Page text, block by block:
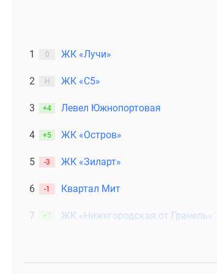
1 0 ЖК «Лучи»
2 Н ЖК «С5»
3 +4 Левел Южнопортовая
4 +5 ЖК «Остров»
5 -3 ЖК «Зиларт»
6 -1 Квартал Мит
7 +7 ЖК «Нижегородская от Гранель»